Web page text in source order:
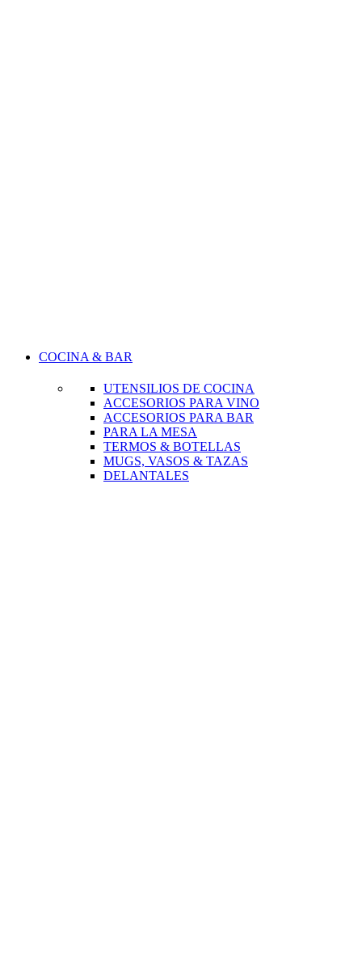
COCINA & BAR
UTENSILIOS DE COCINA
ACCESORIOS PARA VINO
ACCESORIOS PARA BAR
PARA LA MESA
TERMOS & BOTELLAS
MUGS, VASOS & TAZAS
DELANTALES